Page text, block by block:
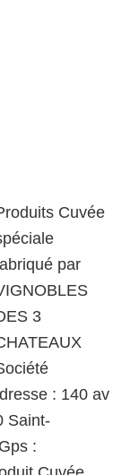
Cuvée
par
3
: 140 av
Saint-
: